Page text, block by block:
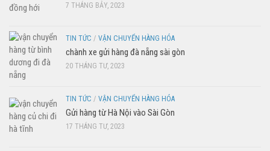
7 THÁNG BẢY, 2023
TIN TỨC / VẬN CHUYỂN HÀNG HÓA
chành xe gửi hàng đà nẵng sài gòn
20 THÁNG TƯ, 2023
TIN TỨC / VẬN CHUYỂN HÀNG HÓA
Gửi hàng từ Hà Nội vào Sài Gòn
17 THÁNG TƯ, 2023